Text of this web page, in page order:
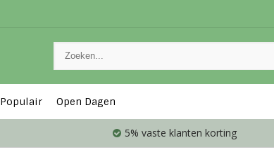
Populair Open Dagen
5% vaste klanten korting